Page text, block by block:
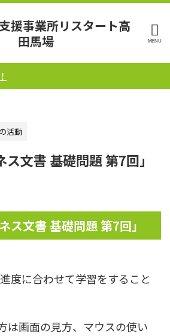
活動
文書 基礎問題 第7回」
ス文書 基礎問題 第7回」
度に合わせて学習をすること
は画面の見方、マウスの使い